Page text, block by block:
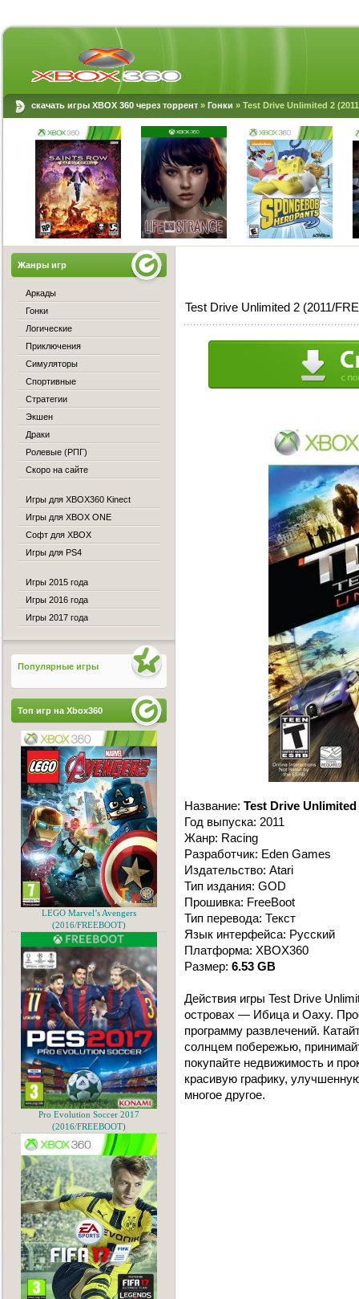
скачать игры XBOX 360 через торрент » Гонки » Test Drive Unlimited 2
Test Drive Unlimited 2 (2011/
Название: Test Drive Unlimited
Год выпуска: 2011
Жанр: Racing
Разработчик: Eden Games
Издательство: Atari
Тип издания: GOD
Прошивка: FreeBoot
Тип перевода: Текст
Язык интерфейса: Русский
Платформа: XBOX360
Размер: 6.53 GB
Действия игры Test Drive
островах — Ибица и Оаху.
программу развлечений.
солнцем побережью,
покупайте недвижимость и
красивую графику,
многое другое.
Жанры игр
Аркады
Гонки
Логические
Приключения
Симуляторы
Спортивные
Стратегии
Экшен
Драки
Ролевые (РПГ)
Скоро на сайте
Игры для XBOX360 Kinect
Игры для XBOX ONE
Софт для XBOX
Игры для PS4
Игры 2015 года
Игры 2016 года
Игры 2017 года
Популярные игры
Топ игр на Xbox360
LEGO Marvel’s Avengers
(2016/FREEBOOT)
Pro Evolution Soccer 2017
(2016/FREEBOOT)